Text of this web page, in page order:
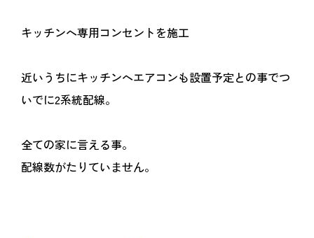
キッチンへ専用コンセントを施工
近いうちにキッチンへエアコンも設置予定との事でつ
いでに2系統配線。
全ての家に言える事。
配線数がたりていません。